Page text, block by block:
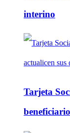
interino
Tarjeta